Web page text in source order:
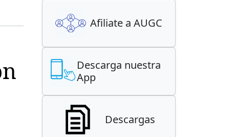
Afiliate a AUGC
Descarga nuestra
App
Descargas